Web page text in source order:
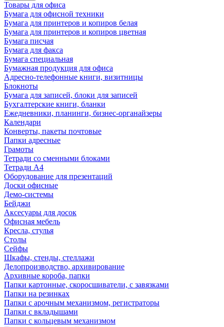
Товары для офиса
Бумага для офисной техники
Бумага для принтеров и копиров белая
Бумага для принтеров и копиров цветная
Бумага писчая
Бумага для факса
Бумага специальная
Бумажная продукция для офиса
Адресно-телефонные книги, визитницы
Блокноты
Бумага для записей, блоки для записей
Бухгалтерские книги, бланки
Ежедневники, планинги, бизнес-органайзеры
Календари
Конверты, пакеты почтовые
Папки адресные
Грамоты
Тетради со сменными блоками
Тетради А4
Оборудование для презентаций
Доски офисные
Демо-системы
Бейджи
Аксесуары для досок
Офисная мебель
Кресла, стулья
Столы
Сейфы
Шкафы, стенды, стеллажи
Делопроизводство, архивирование
Архивные короба, папки
Папки картонные, скоросшиватели, с завязками
Папки на резинках
Папки с арочным механизмом, регистраторы
Папки с вкладышами
Папки с кольцевым механизмом